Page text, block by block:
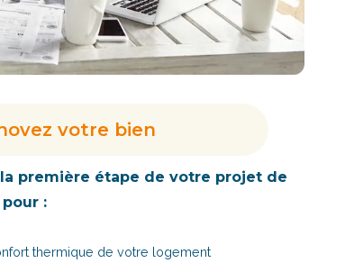
votre bien
première étape de votre projet de
:
thermique de votre logement